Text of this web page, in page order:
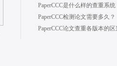
PaperCCC是什么样的查重系统
PaperCCC检测论文需要多久？
PaperCCC论文查重各版本的